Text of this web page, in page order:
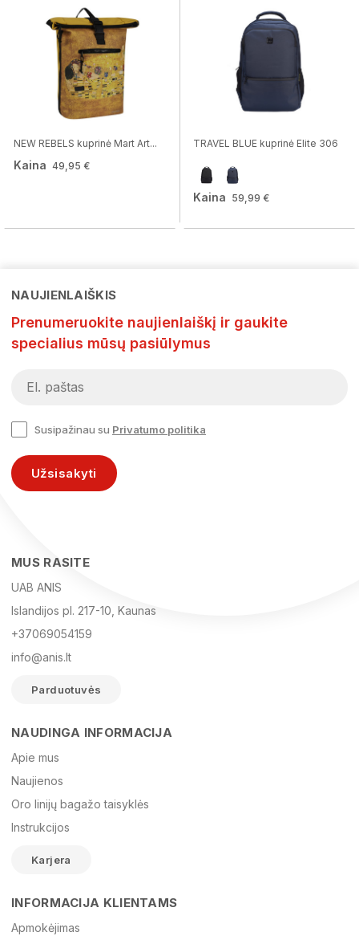
NEW REBELS kuprinė Mart Art...
Kaina 49,95 €
TRAVEL BLUE kuprinė Elite 306
Kaina 59,99 €
El. paštas
Žinutė
NAUJIENLAIŠKIS
Prenumeruokite naujienlaiškį ir gaukite
specialius mūsų pasiūlymus
Susipažinau su Privatumo politika
Užsisakyti
MUS RASITE
UAB ANIS
Islandijos pl. 217-10, Kaunas
+37069054159
info@anis.lt
Parduotuvės
NAUDINGA INFORMACIJA
Apie mus
Naujienos
Oro linijų bagažo taisyklės
Instrukcijos
Karjera
INFORMACIJA KLIENTAMS
Apmokėjimas